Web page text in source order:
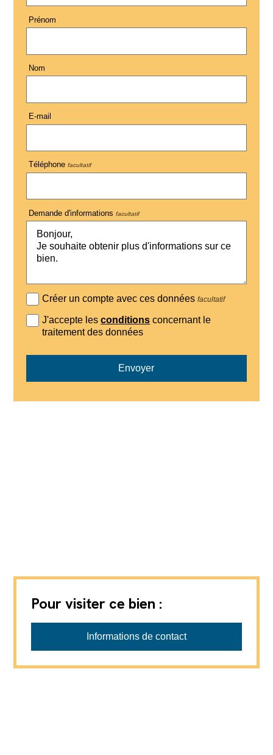
Prénom
Nom
E-mail
Téléphone facultatif
Demande d'informations facultatif
Créer un compte avec ces donnéesfacultatif
J'accepte lesconditions concernant le
traitement des données
Envoyer
Pour visiter ce bien :
Informations de contact